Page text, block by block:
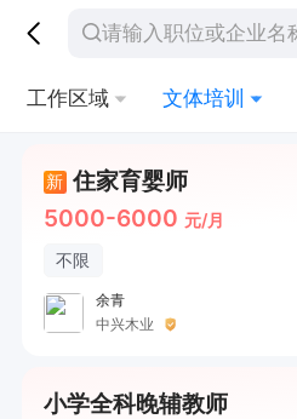
工作区域 文体培训
新 住家育婴师
5000-6000 元/月
不限
余青
中兴木业
小学全科晚辅教师